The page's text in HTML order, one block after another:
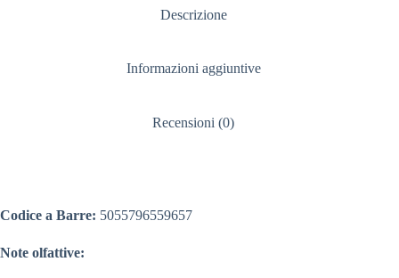
Descrizione
Informazioni aggiuntive
Recensioni (0)
Codice a Barre: 5055796559657
Note olfattive: